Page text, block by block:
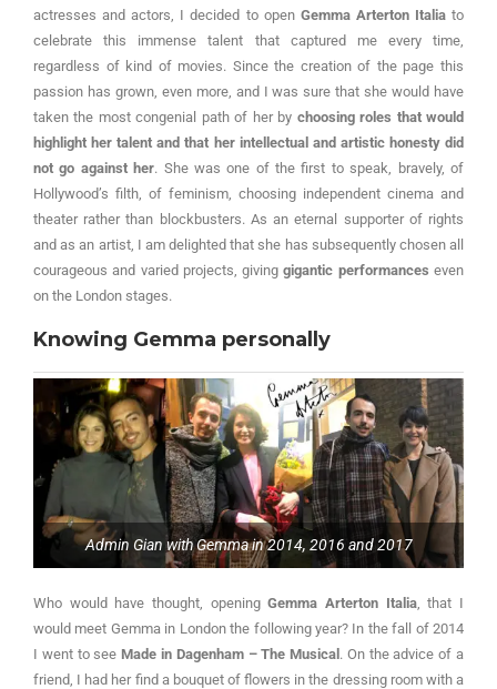
actresses and actors, I decided to open Gemma Arterton Italiato
celebrate this immense talent that captured me every time,
regardless of kind of movies. Since the creation of the page this
passion has grown, even more, and I was sure that she would have
taken the most congenial path of her by choosing roles that would
highlight her talent and that her intellectual and artistic honesty did
not go against her. She was one of the first to speak, bravely, of
Hollywood’s filth, of feminism, choosing independent cinema and
theater rather than blockbusters. As an eternal supporter of rights
and as an artist, I am delighted that she has subsequently chosen all
courageous and varied projects, givinggigantic performances even
on the London stages.
Knowing Gemma personally
Admin Gian with Gemma in 2014, 2016 and 2017
Who would have thought, openingGemma Arterton Italia, that I
would meet Gemma in London the following year? In the fall of 2014
I went to see Made in Dagenham – The Musical . On the advice of a
friend, I had her find a bouquet of flowers in the dressing room with a